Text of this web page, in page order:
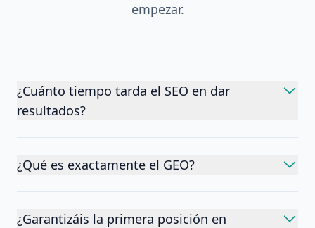
empezar.
¿Cuánto tiempo tarda el SEO en dar
resultados?
¿Qué es exactamente el GEO?
¿Garantizáis la primera posición en